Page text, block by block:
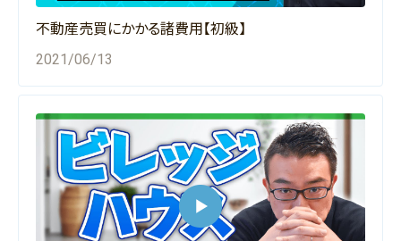
不動産売買にかかる諸費用【初級】
2021/06/13